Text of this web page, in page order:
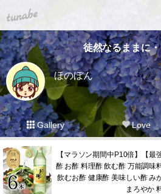
tuna.be
徒然なるままに
ほのぼん
Gallery Love
【マラソン期間中P10倍】【
酢 お酢 料理酢 飲む酢 万能調味
飲むお酢 健康酢 美味しい酢 み
まろやか